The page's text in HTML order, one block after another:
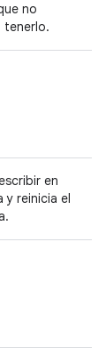
no
tenerlo.
en
reinicia el